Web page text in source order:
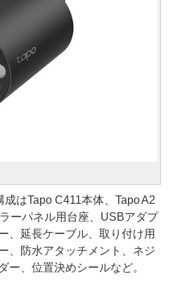
はTapo C411本体、Tapo A2
ーパネル用台座、USBアダプ
、延長ケーブル、取り付け用
、防水アタッチメント、ネジ
ー、位置決めシールなど。